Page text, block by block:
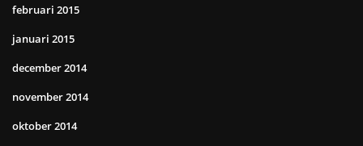
februari 2015
januari 2015
december 2014
november 2014
oktober 2014